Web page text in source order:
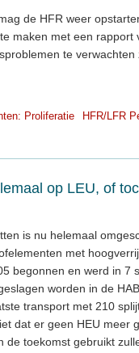
de HFR weer
maken met een
te verwachten
Proliferatie HFR/LFR
op LEU, of
is nu helemaal
met
begonnen en werd in 7
worden in de
transport met 210
dat er geen HEU meer
de toekomst gebruikt